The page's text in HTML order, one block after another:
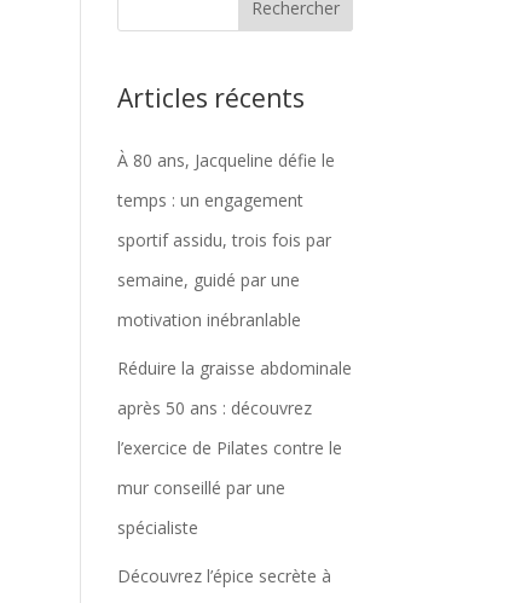
Articles récents
À 80 ans, Jacqueline défie le
temps : un engagement
sportif assidu, trois fois par
semaine, guidé par une
motivation inébranlable
Réduire la graisse abdominale
après 50 ans : découvrez
l’exercice de Pilates contre le
mur conseillé par une
spécialiste
Découvrez l’épice secrète à